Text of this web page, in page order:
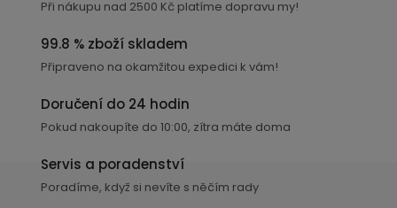
d
c
í
r
y
Při nákupu nad 2500 Kč platíme dopravu my!
99.8 % zboží skladem
Připraveno na okamžitou expedici k vám!
Doručení do 24 hodin
Pokud nakoupíte do 10:00, zítra máte doma
Servis a poradenství
Poradíme, když si nevíte s něčím rady